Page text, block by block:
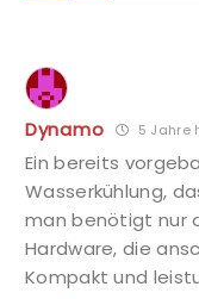
Dynamo 5 Jahre
Ein bereits
Wasserkühlung,
man benötigt nur
Hardware, die
Kompakt und